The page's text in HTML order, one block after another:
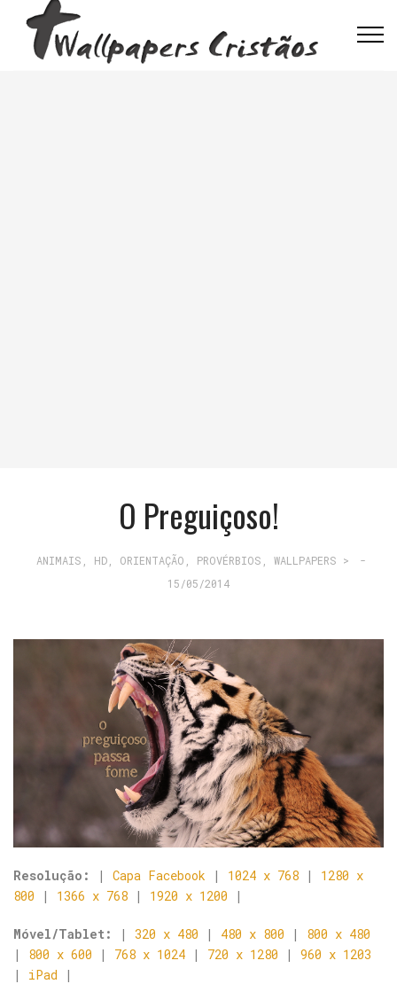
O Preguiçoso!
ANIMAIS HD, ORIENTAÇÃO PROVÉRBIOS WALLPAPERS >
-
15/05/2014
Resolução: | Capa Facebook | 1024 x 768 | 1280 x
800 | 1366 x 768 | 1920 x 1200 |
Móvel/Tablet: | 320 x 480 | 480 x 800 | 800 x 480
| 800 x 600 | 768 x 1024 | 720 x 1280 | 960 x 1203
| iPad |